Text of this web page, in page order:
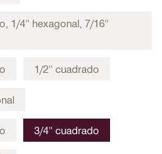
1/4" hexagonal, 7/16"
1/2" cuadrado
3/4" cuadrado